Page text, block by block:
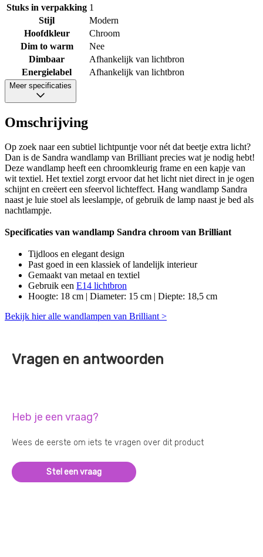
Stuks in verpakking 1
Stijl
Modern
Hoofdkleur
Chroom
Dim to warm
Nee
Dimbaar
Afhankelijk van lichtbron
Energielabel
Afhankelijk van lichtbron
Meer specificaties
Omschrijving
Op zoek naar een subtiel lichtpuntje voor nét dat beetje extra licht?
Dan is de Sandra wandlamp van Brilliant precies wat je nodig hebt!
Deze wandlamp heeft een chroomkleurig frame en een kapje van
wit textiel. Het textiel zorgt ervoor dat het licht niet direct in je ogen
schijnt en creëert een sfeervol lichteffect. Hang wandlamp Sandra
naast je luie stoel als leeslampje, of gebruik de lamp naast je bed als
nachtlampje.
Specificaties van wandlamp Sandra chroom van Brilliant
Tijdloos en elegant design
Past goed in een klassiek of landelijk interieur
Gemaakt van metaal en textiel
Gebruik een E14 lichtbron
Hoogte: 18 cm | Diameter: 15 cm | Diepte: 18,5 cm
Bekijk hier alle wandlampen van Brilliant >
Vragen en antwoorden
Heb je een vraag?
Wees de eerste om iets te vragen over dit product
Stel een vraag